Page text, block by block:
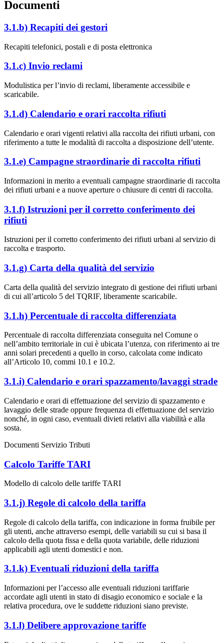
Documenti
3.1.b) Recapiti dei gestori
Recapiti telefonici, postali e di posta elettronica
3.1.c) Invio reclami
Modulistica per l’invio di reclami, liberamente accessibile e
scaricabile.
3.1.d) Calendario e orari raccolta rifiuti
Calendario e orari vigenti relativi alla raccolta dei rifiuti urbani, con
riferimento a tutte le modalità di raccolta a disposizione dell’utente.
3.1.e) Campagne straordinarie di raccolta rifiuti
Informazioni in merito a eventuali campagne straordinarie di raccolta
dei rifiuti urbani e a nuove aperture o chiusure di centri di raccolta.
3.1.f) Istruzioni per il corretto conferimento dei
rifiuti
Istruzioni per il corretto conferimento dei rifiuti urbani al servizio di
raccolta e trasporto.
3.1.g) Carta della qualità del servizio
Carta della qualità del servizio integrato di gestione dei rifiuti urbani
di cui all’articolo 5 del TQRIF, liberamente scaricabile.
3.1.h) Percentuale di raccolta differenziata
Percentuale di raccolta differenziata conseguita nel Comune o
nell’ambito territoriale in cui è ubicata l’utenza, con riferimento ai tre
anni solari precedenti a quello in corso, calcolata come indicato
all’Articolo 10, commi 10.1 e 10.2.
3.1.i) Calendario e orari spazzamento/lavaggi strade
Calendario e orari di effettuazione del servizio di spazzamento e
lavaggio delle strade oppure frequenza di effettuazione del servizio
nonché, in ogni caso, eventuali divieti relativi alla viabilità e alla
sosta.
Documenti Servizio Tributi
Calcolo Tariffe TARI
Modello di calcolo delle tariffe TARI
3.1.j) Regole di calcolo della tariffa
Regole di calcolo della tariffa, con indicazione in forma fruibile per
gli utenti, anche attraverso esempi, delle variabili su cui si basa il
calcolo della quota fissa e della quota variabile, delle riduzioni
applicabili agli utenti domestici e non.
3.1.k) Eventuali riduzioni della tariffa
Informazioni per l’accesso alle eventuali riduzioni tariffarie
accordate agli utenti in stato di disagio economico e sociale e la
relativa procedura, ove le suddette riduzioni siano previste.
3.1.l) Delibere approvazione tariffe